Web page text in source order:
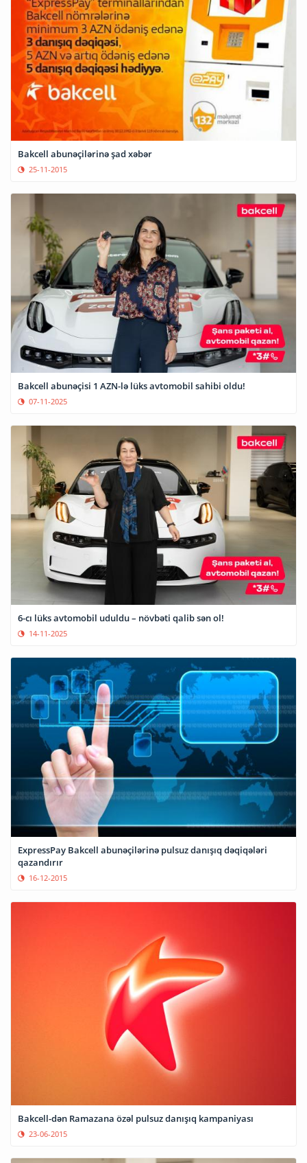
Bakcell abunəçilərinə şad xəbər
25-11-2015
Bakcell abunəçisi 1 AZN-lə lüks avtomobil sahibi oldu!
07-11-2025
6-cı lüks avtomobil uduldu – növbəti qalib sən ol!
14-11-2025
ExpressPay Bakcell abunəçilərinə pulsuz danışıq dəqiqələri
qazandırır
16-12-2015
Bakcell-dən Ramazana özəl pulsuz danışıq kampaniyası
23-06-2015